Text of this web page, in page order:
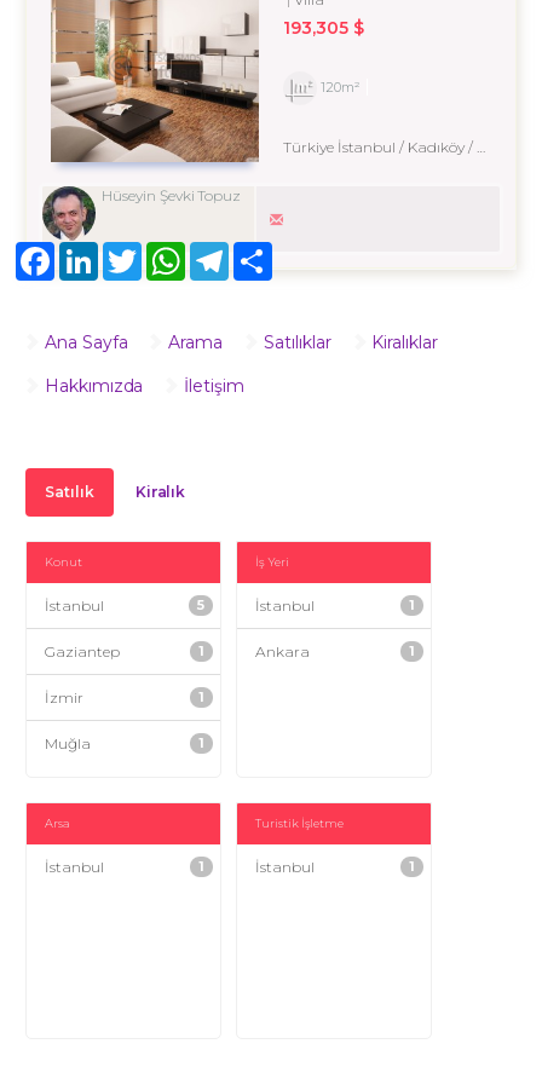
193,305 $
120m²
Türkiye İstanbul / Kadıköy/ Fenerbahçe
Hüseyin Şevki Topuz
Ana Sayfa Arama Satılıklar
Kiralıklar
Hakkımızda
İletişim
Satılık Kiralık
Konut
İstanbul 5
Gaziantep 1
İzmir 1
Muğla 1
İş Yeri
İstanbul 1
Ankara 1
Arsa
İstanbul 1
Turistik İşletme
İstanbul 1
FacebookLinkedInTwitter WhatsAppTelegram